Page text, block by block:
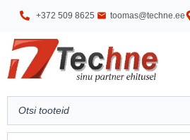
+372 509 8625 toomas@techne.ee